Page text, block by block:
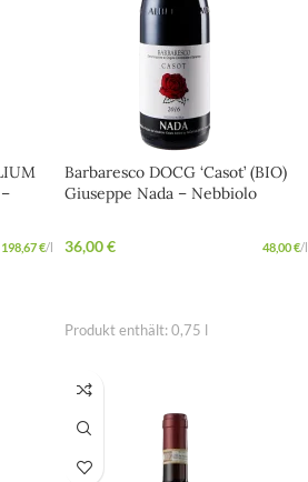
198,67€/
Barbaresco DOCG ‘Casot’ (BIO)
Giuseppe Nada – Nebbiolo
36,00€ 48,00€/
Produkt enthält: 0,75